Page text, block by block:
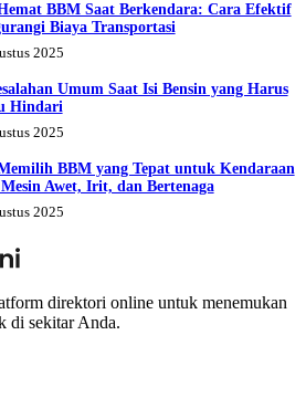
BBM Saat Berkendara: Cara Efektif
Biaya Transportasi
2025
Umum Saat Isi Bensin yang Harus
Hindari
2025
BBM yang Tepat untuk Kendaraan
Awet, Irit, dan Bertenaga
2025
direktori online untuk menemukan
di sekitar Anda.